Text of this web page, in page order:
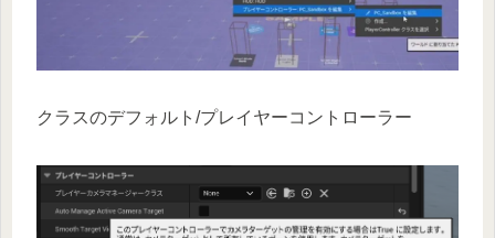
クラスのデフォルト/プレイヤーコントローラー